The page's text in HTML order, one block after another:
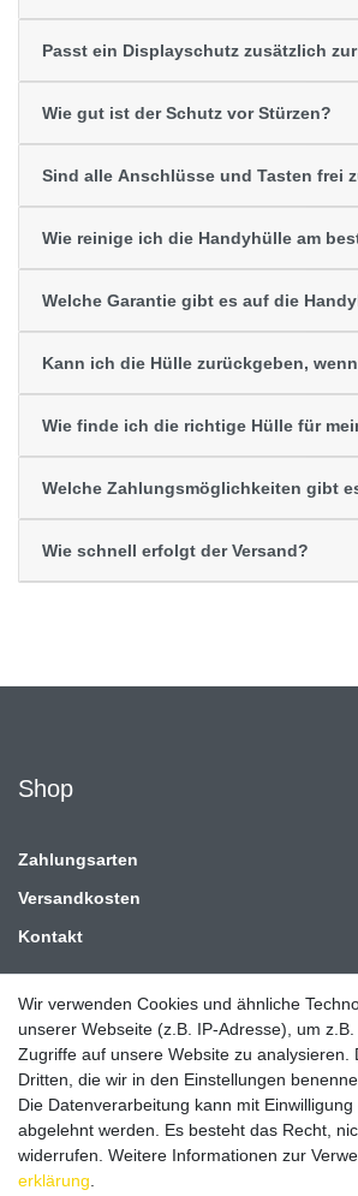
Passt ein Displayschutz zusätzlich
Wie gut ist der Schutz vor Stürzen?
Sind alle Anschlüsse und Tasten frei
Wie reinige ich die Handyhülle am
Welche Garantie gibt es auf die
Kann ich die Hülle zurückgeben,
Wie finde ich die richtige Hülle für
Welche Zahlungsmöglichkeiten gibt
Wie schnell erfolgt der Versand?
Shop
Zahlungsarten
Versandkosten
Kontakt
Wir verwenden Cookies und ähnliche
unserer Webseite (z.B. IP-Adresse), um
Zugriffe auf unsere Website zu
Dritten, die wir in den Einstellungen
Die Datenverarbeitung kann mit
abgelehnt werden. Es besteht das Recht,
widerrufen. Weitere Informationen zur
erklärung